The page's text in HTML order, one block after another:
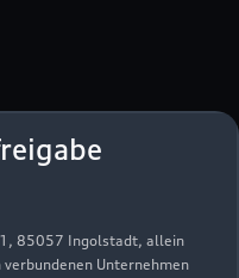
1, 85057 Ingolstadt, allein
Unternehmen